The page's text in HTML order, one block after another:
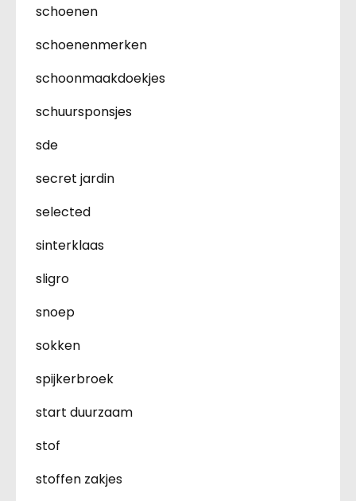
schoenen
schoenenmerken
schoonmaakdoekjes
schuursponsjes
sde
secret jardin
selected
sinterklaas
sligro
snoep
sokken
spijkerbroek
start duurzaam
stof
stoffen zakjes